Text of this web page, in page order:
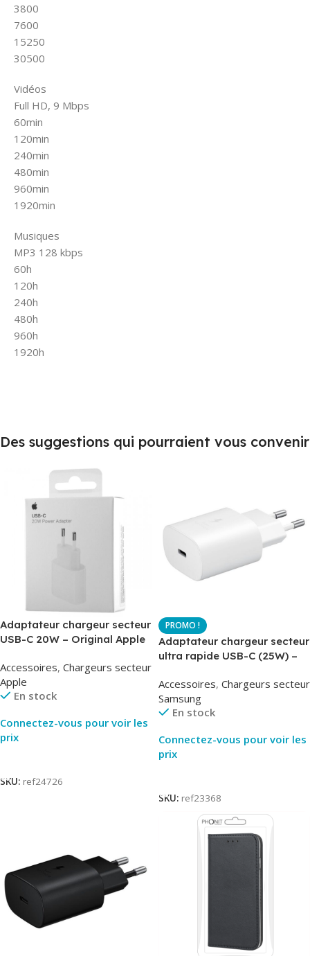
3800
7600
15250
30500
Vidéos
Full HD, 9 Mbps
60min
120min
240min
480min
960min
1920min
Musiques
MP3 128 kbps
60h
120h
240h
480h
960h
1920h
Des suggestions qui pourraient vous convenir
Adaptateur chargeur secteur
USB-C 20W – Original Apple
Original
Accessoires, Chargeurs secteur
Apple
En stock
Connectez-vous pour voir les
prix
SKU: ref24726
Adaptateur chargeur secteur
ultra rapide USB-C (25W) –
EP-TA800
Accessoires, Chargeurs secteur
Samsung
En stock
Connectez-vous pour voir les
prix
SKU: ref23368